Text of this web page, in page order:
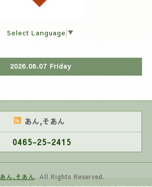
Select Language ▼
2026.08.07 Friday
あん,そあん
0465-25-2415
あん,そあん. All Rights Reserved.